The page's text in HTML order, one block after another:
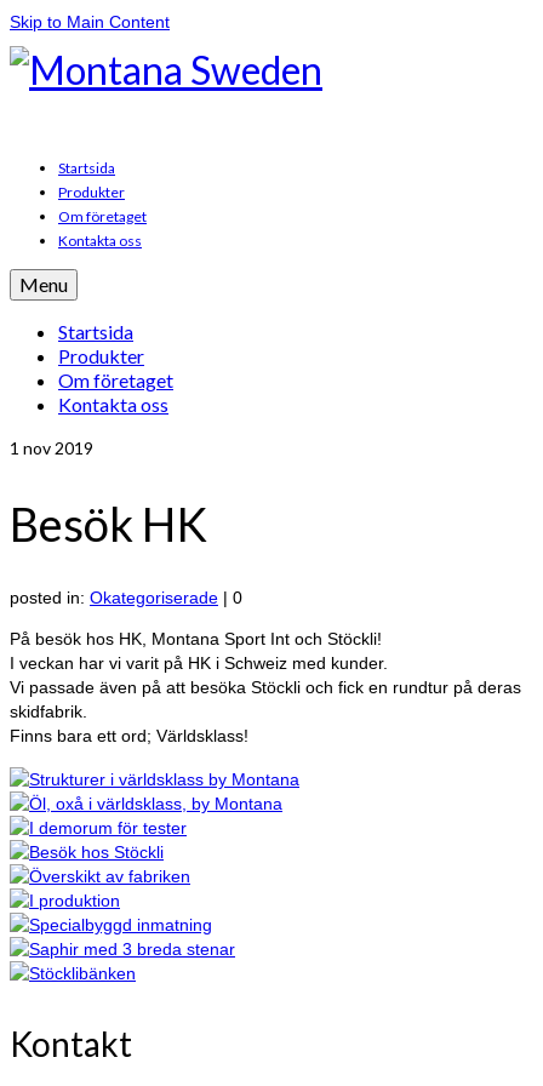
Skip to Main Content
Startsida
Produkter
Om företaget
Kontakta oss
Menu
Startsida
Produkter
Om företaget
Kontakta oss
1 nov 2019
Besök HK
posted in: Okategoriserade | 0
På besök hos HK, Montana Sport Int och Stöckli!
I veckan har vi varit på HK i Schweiz med kunder.
Vi passade även på att besöka Stöckli och fick en rundtur på deras
skidfabrik.
Finns bara ett ord; Världsklass!
Kontakt